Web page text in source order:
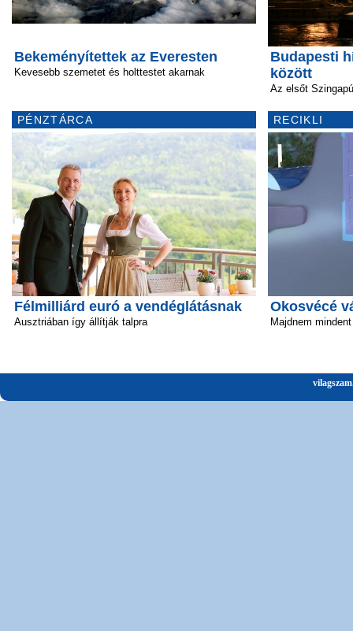
Bekeményítettek az Everesten
Kevesebb szemetet és holttestet akarnak
PÉNZTÁRCA
Félmilliárd euró a vendéglátásnak
Ausztriában így állítják talpra
Budapesti
között
Az elsőt
RECIKLI
Okosvécé
Majdnem